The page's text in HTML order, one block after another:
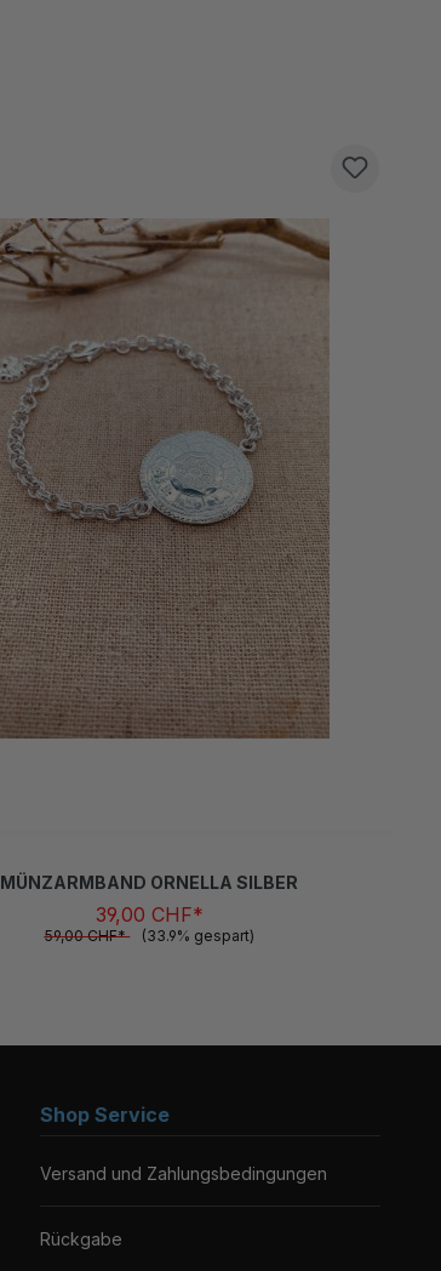
MÜNZARMBAND ORNELLA SILBER
39,00 CHF*
59,00 CHF* (33.9% gespart)
Shop Service
Versand und Zahlungsbedingungen
Rückgabe